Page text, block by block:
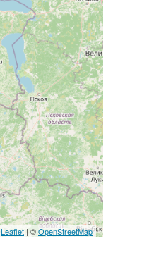
Leaflet | ©OpenStreetMap